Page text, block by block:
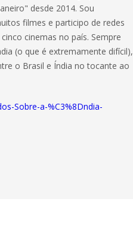
desde 2014. Sou
filmes e participo de redes
cinemas no país. Sempre
(o que é extremamente difícil),
o Brasil e Índia no tocante ao
Sobre-a-%C3%8Dndia-